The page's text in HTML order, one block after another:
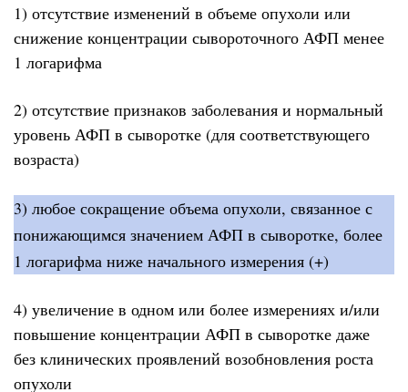
1) отсутствие изменений в объеме опухоли или
снижение концентрации сывороточного АФП менее
1 логарифма
2) отсутствие признаков заболевания и нормальный
уровень АФП в сыворотке (для соответствующего
возраста)
3) любое сокращение объема опухоли, связанное с
понижающимся значением АФП в сыворотке, более
1 логарифма ниже начального измерения (+)
4) увеличение в одном или более измерениях и/или
повышение концентрации АФП в сыворотке даже
без клинических проявлений возобновления роста
опухоли